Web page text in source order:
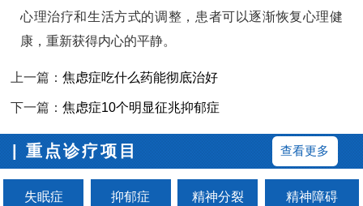
心理治疗和生活方式的调整，患者可以逐渐恢复心理健
康，重新获得内心的平静。
上一篇：焦虑症吃什么药能彻底治好
下一篇：焦虑症10个明显征兆抑郁症
| 重点诊疗项目 查看更多
失眠症 抑郁症 精神分裂 精神障碍